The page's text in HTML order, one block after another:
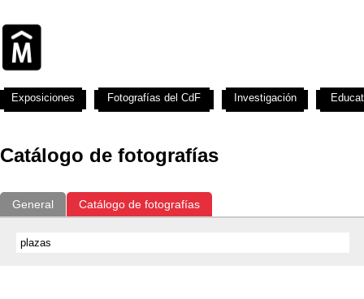
Catálogo de fotografías
General Catálogo de fotografías
Exposiciones Fotografías del CdF Investigación